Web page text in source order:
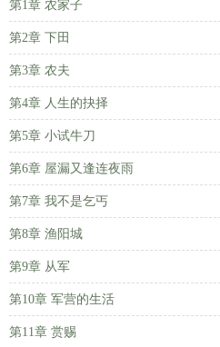
第1章 农家子
第2章 下田
第3章 农夫
第4章 人生的抉择
第5章 小试牛刀
第6章 屋漏又逢连夜雨
第7章 我不是乞丐
第8章 渔阳城
第9章 从军
第10章 军营的生活
第11章 赏赐